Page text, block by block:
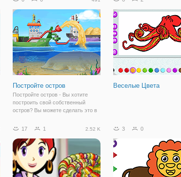
Постройте остров
Постройте остров - Вы хотите
построить свой собственный
остров? Вы можете сделать это в
платформы помогают детям со
исследовать океан. Начните
строить свой крутой
Веселые Цвета
17 1 2.52 K 3 0